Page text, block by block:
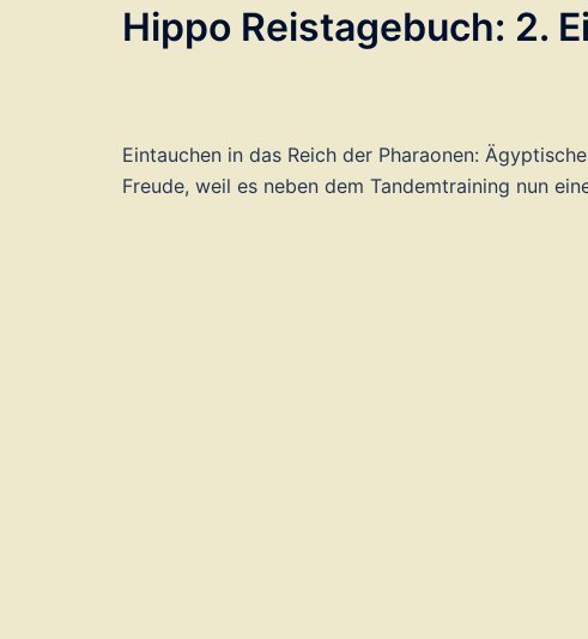
Hippo Reistagebuch: 2.
Eintauchen in das Reich der Pharaonen:
Freude, weil es neben dem Tandemtraining nun